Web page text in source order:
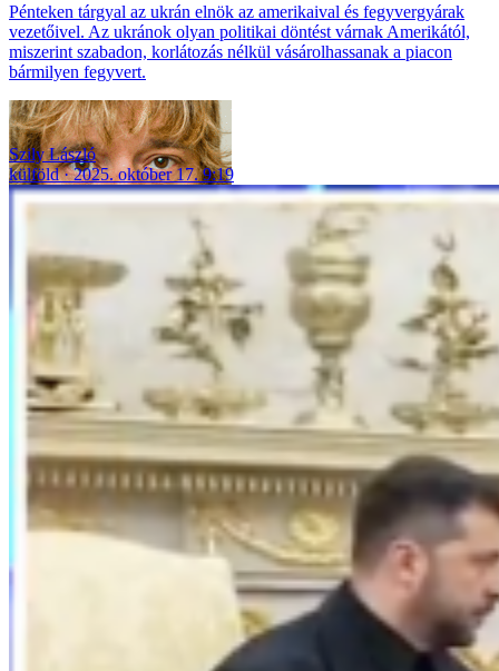
Pénteken tárgyal az ukrán elnök az amerikaival és fegyvergyárak
vezetőivel. Az ukránok olyan politikai döntést várnak Amerikától,
miszerint szabadon, korlátozás nélkül vásárolhassanak a piacon
bármilyen fegyvert.
Szily László
külföld
2025. október 17. 9:19